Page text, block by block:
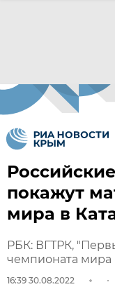
покажут
мира в
РБК: ВГТРК,
чемпионата мира
16:39 30.08.2022